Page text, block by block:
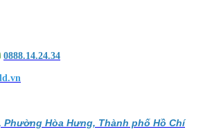
0888.14.24.34
Phường Hòa Hưng, Thành phố Hồ Chí